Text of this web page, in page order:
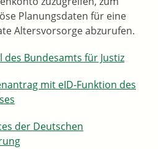
Planungsdaten für eine
Altersvorsorge abzurufen.
des Bundesamts für Justiz
mit eID-Funktion des
der Deutschen